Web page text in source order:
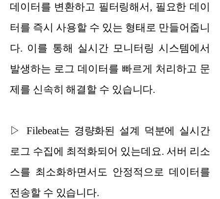
데이터를 변환하고 필터링해서, 필요한 데이
터를 즉시 사용할 수 있는 형태로 만들어줍니
다. 이를 통해 실시간 모니터링 시스템에서
발생하는 로그 데이터를 빠르게 처리하고 문
제를 신속히 해결할 수 있습니다.
▷ Filebeat는 경량화된 설계 덕분에 실시간
로그 수집에 최적화되어 있는데요. 서버 리소
스를 최소화하면서도 안정적으로 데이터를
전송할 수 있습니다.